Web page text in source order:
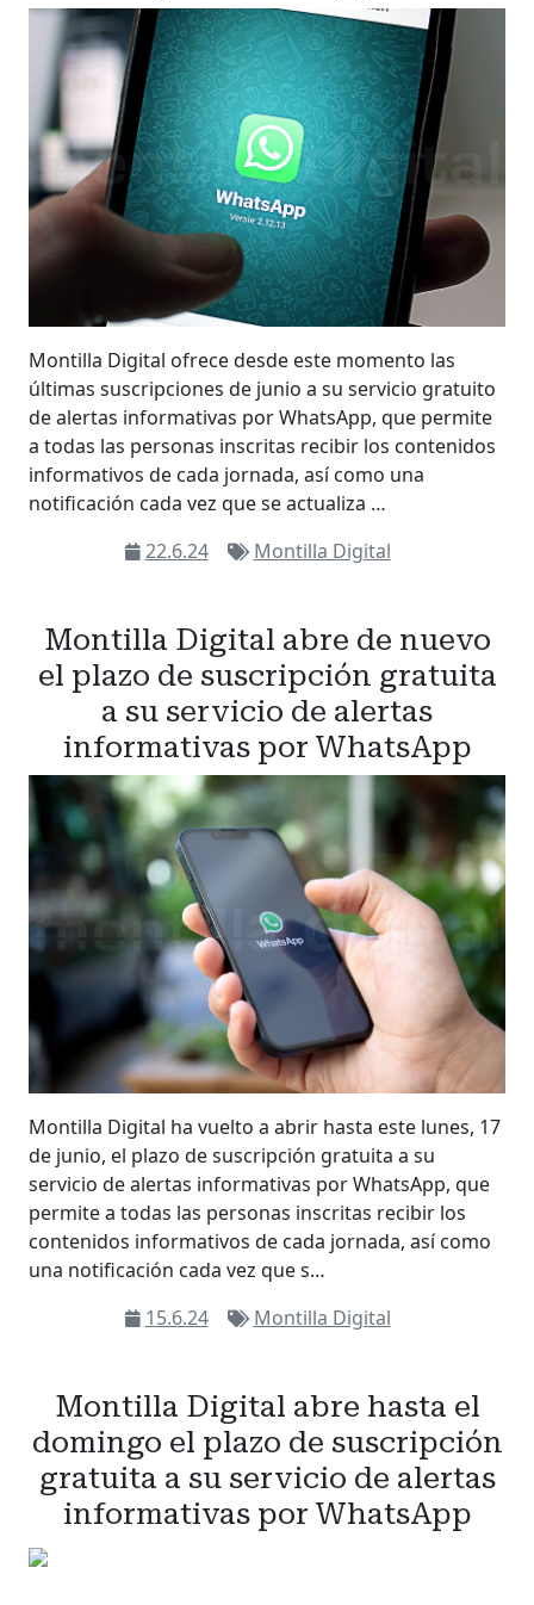
Montilla Digital ofrece desde este momento las
últimas suscripciones de junio a su servicio gratuito
de alertas informativas por WhatsApp, que permite
a todas las personas inscritas recibir los contenidos
informativos de cada jornada, así como una
notificación cada vez que se actualiza …
22.6.24
Montilla Digital
Montilla Digital abre de nuevo
el plazo de suscripción gratuita
a su servicio de alertas
informativas por WhatsApp
Montilla Digital ha vuelto a abrir hasta este lunes, 17
de junio, el plazo de suscripción gratuita a su
servicio de alertas informativas por WhatsApp, que
permite a todas las personas inscritas recibir los
contenidos informativos de cada jornada, así como
una notificación cada vez que s…
15.6.24
Montilla Digital
Montilla Digital abre hasta el
domingo el plazo de suscripción
gratuita a su servicio de alertas
informativas por WhatsApp